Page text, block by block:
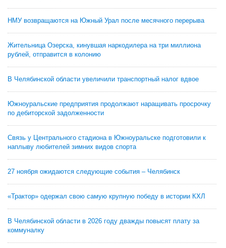
НМУ возвращаются на Южный Урал после месячного перерыва
Жительница Озерска, кинувшая наркодилера на три миллиона
рублей, отправится в колонию
В Челябинской области увеличили транспортный налог вдвое
Южноуральские предприятия продолжают наращивать просрочку
по дебиторской задолженности
Связь у Центрального стадиона в Южноуральске подготовили к
наплыву любителей зимних видов спорта
27 ноября ожидаются следующие события – Челябинск
«Трактор» одержал свою самую крупную победу в истории КХЛ
В Челябинской области в 2026 году дважды повысят плату за
коммуналку